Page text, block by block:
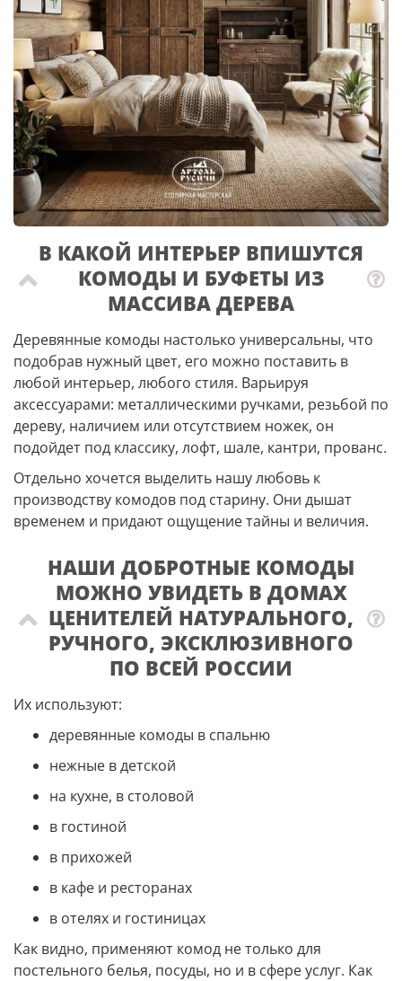
В КАКОЙ ИНТЕРЬЕР ВПИШУТСЯ
КОМОДЫ И БУФЕТЫ ИЗ
МАССИВА ДЕРЕВА
Деревянные комоды настолько универсальны, что
подобрав нужный цвет, его можно поставить в
любой интерьер, любого стиля. Варьируя
аксессуарами: металлическими ручками, резьбой по
дереву, наличием или отсутствием ножек, он
подойдет под классику, лофт, шале, кантри, прованс.
Отдельно хочется выделить нашу любовь к
производству комодов под старину. Они дышат
временем и придают ощущение тайны и величия.
НАШИ ДОБРОТНЫЕ КОМОДЫ
МОЖНО УВИДЕТЬ В ДОМАХ
ЦЕНИТЕЛЕЙ НАТУРАЛЬНОГО,
РУЧНОГО, ЭКСКЛЮЗИВНОГО
ПО ВСЕЙ РОССИИ
Их используют:
деревянные комоды в спальню
нежные в детской
на кухне, в столовой
в гостиной
в прихожей
в кафе и ресторанах
в отелях и гостиницах
Как видно, применяют комод не только для
постельного белья, посуды, но и в сфере услуг. Как